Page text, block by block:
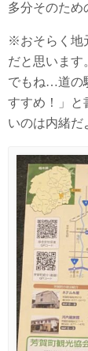
多分そのため
※おそらく地
だと思います
でもね…道の
すすめ！」と
いのは内緒だ